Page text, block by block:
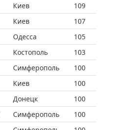
Киев
109
Киев
107
Одесса
105
Костополь
103
Симферополь
100
Киев
100
Донецк
100
Симферополь
100